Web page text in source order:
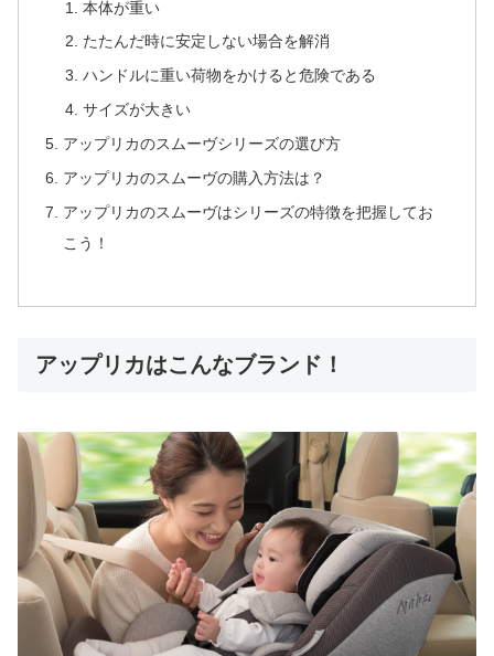
本体が重い
たたんだ時に安定しない場合を解消
ハンドルに重い荷物をかけると危険である
サイズが大きい
アップリカのスムーヴシリーズの選び方
アップリカのスムーヴの購入方法は？
アップリカのスムーヴはシリーズの特徴を把握してお
こう！
アップリカはこんなブランド！